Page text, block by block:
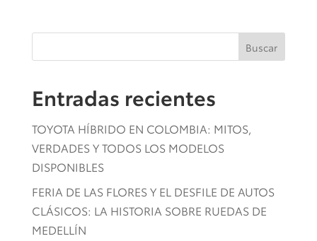
Buscar
Entradas recientes
TOYOTA HÍBRIDO EN COLOMBIA: MITOS,
VERDADES Y TODOS LOS MODELOS
DISPONIBLES
FERIA DE LAS FLORES Y EL DESFILE DE AUTOS
CLÁSICOS: LA HISTORIA SOBRE RUEDAS DE
MEDELLÍN